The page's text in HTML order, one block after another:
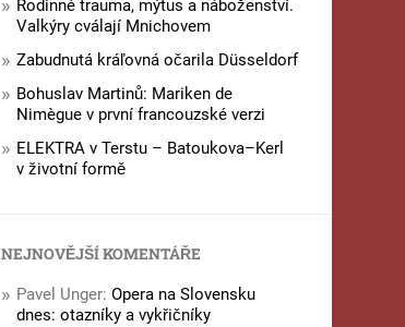
Rodinné trauma, mýtus a náboženství.
Valkýry cválají Mnichovem
Zabudnutá kráľovná očarila Düsseldorf
Bohuslav Martinů: Mariken de
Nimègue v první francouzské verzi
ELEKTRA v Terstu – Batoukova–Kerl
v životní formě
NEJNOVĚJŠÍ KOMENTÁŘE
Pavel Unger:Opera na Slovensku
dnes: otazníky a vykřičníky